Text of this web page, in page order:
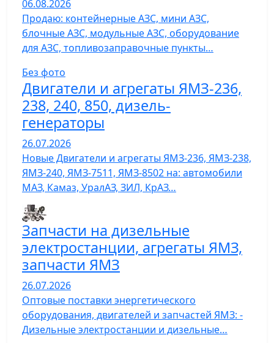
06.08.2026
Продаю: контейнерные АЗС, мини АЗС,
блочные АЗС, модульные АЗС, оборудование
для АЗС, топливозаправочные пункты…
Без фото
Двигатели и агрегаты ЯМЗ-236,
238, 240, 850, дизель-
генераторы
26.07.2026
Новые Двигатели и агрегаты ЯМЗ-236, ЯМЗ-238,
ЯМЗ-240, ЯМЗ-7511, ЯМЗ-8502 на: автомобили
МАЗ, Камаз, УралАЗ, ЗИЛ, КрАЗ…
Запчасти на дизельные
электростанции, агрегаты ЯМЗ,
запчасти ЯМЗ
26.07.2026
Оптовые поставки энергетического
оборудования, двигателей и запчастей ЯМЗ: -
Дизельные электростанции и дизельные…